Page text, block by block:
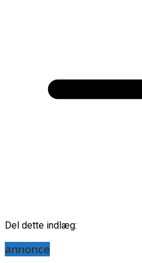
Del dette indlæg:
annonce